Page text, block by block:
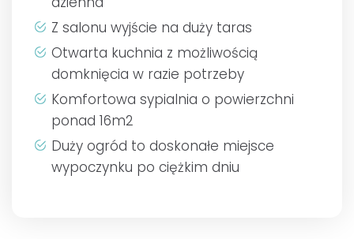
Z salonu wyjście na duży taras
Otwarta kuchnia z możliwością
domknięcia w razie potrzeby
Komfortowa sypialnia o powierzchni
ponad 16m2
Duży ogród to doskonałe miejsce
wypoczynku po ciężkim dniu